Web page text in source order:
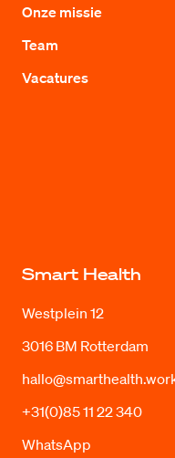
Onze missie
Team
Vacatures
Smart Health
Westplein 12
3016 BM Rotterdam
+31(0)85 11 22 340
WhatsApp